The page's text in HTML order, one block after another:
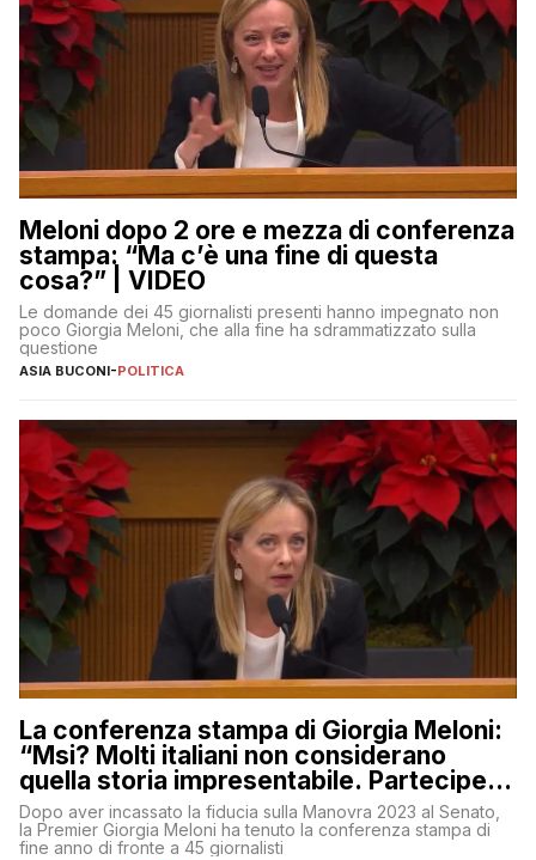
Meloni dopo 2 ore e mezza di conferenza
stampa: “Ma c’è una fine di questa
cosa?” | VIDEO
Le domande dei 45 giornalisti presenti hanno impegnato non
poco Giorgia Meloni, che alla fine ha sdrammatizzato sulla
questione
ASIA BUCONI-POLITICA
La conferenza stampa di Giorgia Meloni:
“Msi? Molti italiani non considerano
quella storia impresentabile. Parteciperò
al 25 aprile”
Dopo aver incassato la fiducia sulla Manovra 2023 al Senato,
la Premier Giorgia Meloni ha tenuto la conferenza stampa di
fine anno di fronte a 45 giornalisti